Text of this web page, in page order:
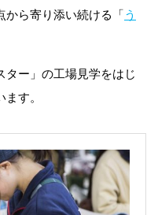
から寄り添い続ける「う
ター」の工場見学をはじ
す。